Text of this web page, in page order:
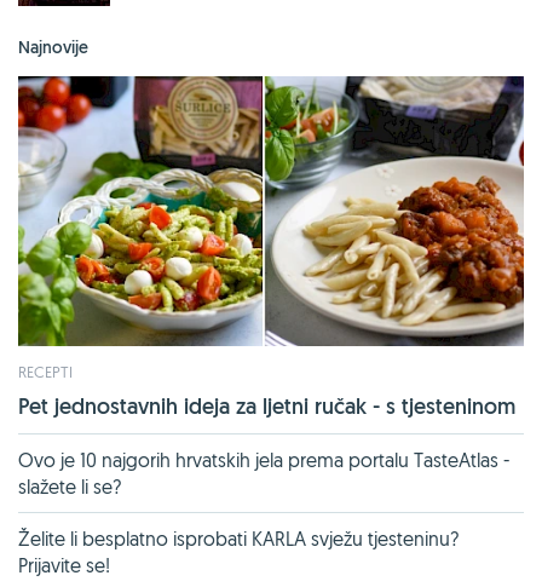
Najnovije
RECEPTI
Pet jednostavnih ideja za ljetni ručak - s tjesteninom
Ovo je 10 najgorih hrvatskih jela prema portalu TasteAtlas -
slažete li se?
Želite li besplatno isprobati KARLA svježu tjesteninu?
Prijavite se!